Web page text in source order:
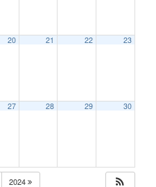
20 21 22 23
27 28 29 30
2024